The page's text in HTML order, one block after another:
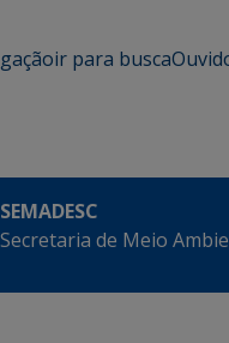
ir para busca
SEMADESC
Secretaria de Meio